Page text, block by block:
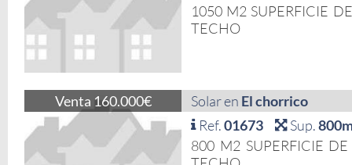
1050 M2 SUPERFICIE
TECHO
Venta 160.000€ Solar en El chorrico
Ref.01673 Sup.
800 M2 SUPERFICIE